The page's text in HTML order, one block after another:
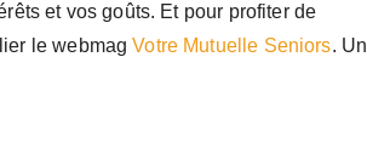
et vos goûts. Et pour profiter de
le webmagVotre Mutuelle Seniors. Un